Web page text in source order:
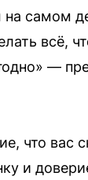
на самом
всё,
—
что вас
и